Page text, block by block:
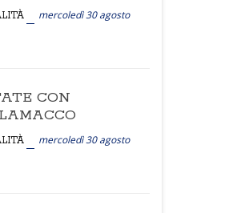
mercoledì 30 agosto
CON
mercoledì 30 agosto